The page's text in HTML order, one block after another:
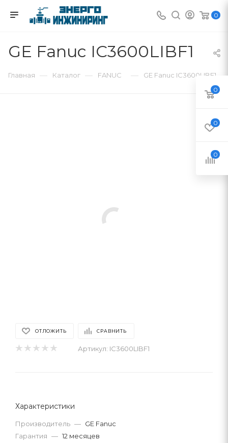
0
GE Fanuc IC3600LIBF1
Главная — Каталог — FANUC — GE Fanuc IC3600LIBF1
ОТЛОЖИТЬ СРАВНИТЬ
Артикул: IC3600LIBF1
Характеристики
Производитель — GE Fanuc
Гарантия — 12 месяцев
0
0
0